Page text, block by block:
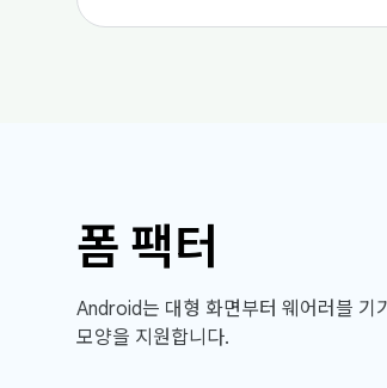
폼 팩터
Android는 대형 화면부터 웨어러블 기
모양을 지원합니다.